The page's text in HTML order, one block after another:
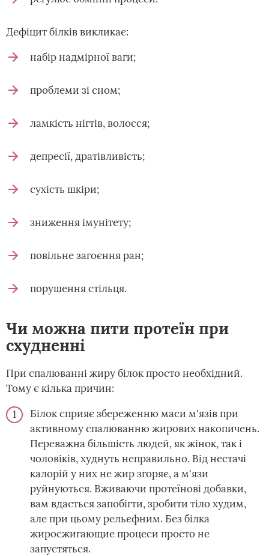
Дефіцит білків викликає:
набір надмірної ваги;
проблеми зі сном;
ламкість нігтів, волосся;
депресії, дратівливість;
сухість шкіри;
зниження імунітету;
повільне загоєння ран;
порушення стільця.
Чи можна пити протеїн при
схудненні
При спалюванні жиру білок просто необхідний.
Тому є кілька причин:
Білок сприяє збереженню маси м'язів при
активному спалюванню жирових накопичень.
Переважна більшість людей, як жінок, так і
чоловіків, худнуть неправильно. Від нестачі
калорій у них не жир згоряє, а м'язи
руйнуються. Вживаючи протеїнові добавки,
вам вдасться запобігти, зробити тіло худим,
але при цьому рельєфним. Без білка
жиросжигающие процеси просто не
запустяться.